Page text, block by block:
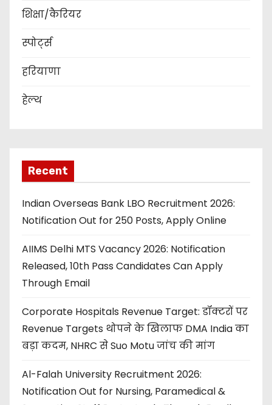
शिक्षा/कैरियर
स्पोर्ट्स
हरियाणा
हेल्थ
Recent
Indian Overseas Bank LBO Recruitment 2026:
Notification Out for 250 Posts, Apply Online
AIIMS Delhi MTS Vacancy 2026: Notification
Released, 10th Pass Candidates Can Apply
Through Email
Corporate Hospitals Revenue Target: डॉक्टरों पर
Revenue Targets थोपने के खिलाफ DMA India का
बड़ा कदम, NHRC से Suo Motu जांच की मांग
Al-Falah University Recruitment 2026:
Notification Out for Nursing, Paramedical &